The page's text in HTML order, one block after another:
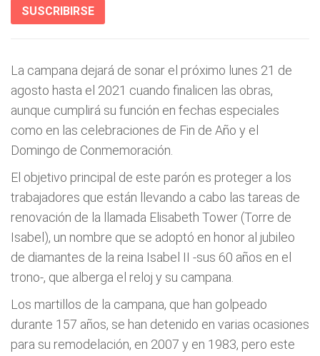
SUSCRIBIRSE
La campana dejará de sonar el próximo lunes 21 de
agosto hasta el 2021 cuando finalicen las obras,
aunque cumplirá su función en fechas especiales
como en las celebraciones de Fin de Año y el
Domingo de Conmemoración.
El objetivo principal de este parón es proteger a los
trabajadores que están llevando a cabo las tareas de
renovación de la llamada Elisabeth Tower (Torre de
Isabel), un nombre que se adoptó en honor al jubileo
de diamantes de la reina Isabel II -sus 60 años en el
trono-, que alberga el reloj y su campana.
Los martillos de la campana, que han golpeado
durante 157 años, se han detenido en varias ocasiones
para su remodelación, en 2007 y en 1983, pero este